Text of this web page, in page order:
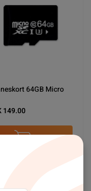
64GB Micro
149.00
Köp nu